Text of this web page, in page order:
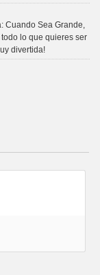
Cuando Sea Grande,
lo que quieres ser
divertida!